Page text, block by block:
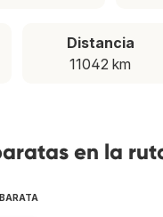
Distancia
11042 km
en la